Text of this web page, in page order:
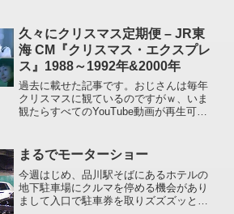
修理）」 も意地でクリア（ちなみに...
久々にクリスマス定期便 – JR東
海 CM『クリスマス・エクスプレ
ス』1988～1992年&2000年
過去に載せた記事です。おじさんは毎年
クリスマスに観ているのですがｗ、いま
観たらすべてのYouTube動画が再生可能
中側にしてムーンウォークするのはちょ
っと危ないと...
まるでモーターショー
今週はじめ、品川駅そばにあるホテルの
地下駐車場にクルマを停める機会があり
まして入口で駐車券を取りズズズッと坂